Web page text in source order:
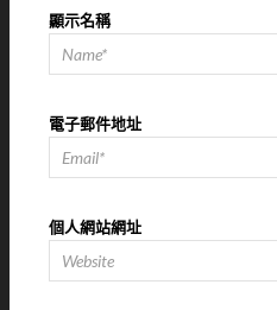
顯示名稱
電子郵件地址
個人網站網址